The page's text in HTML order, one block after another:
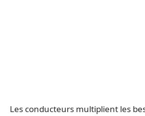
Les conducteurs multiplient les